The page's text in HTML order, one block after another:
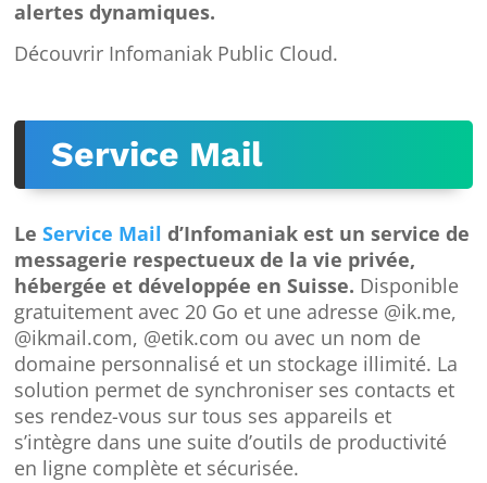
alertes dynamiques.
Découvrir Infomaniak Public Cloud.
Service Mail
LeService Mail d’Infomaniak est un service de
messagerie respectueux de la vie privée,
hébergée et développée en Suisse. Disponible
gratuitement avec 20 Go et une adresse @ik.me,
@ikmail.com, @etik.com ou avec un nom de
domaine personnalisé et un stockage illimité. La
solution permet de synchroniser ses contacts et
ses rendez-vous sur tous ses appareils et
s’intègre dans une suite d’outils de productivité
en ligne complète et sécurisée.